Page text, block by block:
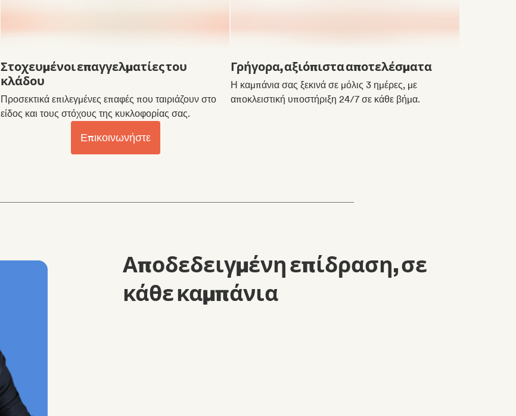
Στοχευμένοι επαγγελματίες του
κλάδου
Προσεκτικά επιλεγμένες επαφές που ταιριάζουν στο
είδος και τους στόχους της κυκλοφορίας σας.
Γρήγορα, αξιόπιστα αποτελέσματα
Η καμπάνια σας ξεκινά σε μόλις 3 ημέρες, με
αποκλειστική υποστήριξη 24/7 σε κάθε βήμα.
Επικοινωνήστε
Αποδεδειγμένη επίδραση, σε
κάθε καμπάνια